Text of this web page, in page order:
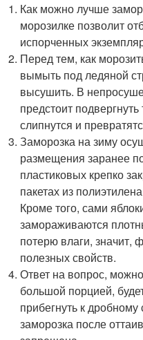
Как можно лучше
морозилке позволит
испорченных
Перед тем, как
вымыть под ледяной
высушить. В
предстоит
слипнутся и
Заморозка на зиму
размещения заранее
пластиковых крепко
пакетах из
Кроме того, сами
замораживаются
потерю влаги, значит,
полезных свойств.
Ответ на вопрос,
большой порцией,
прибегнуть к
заморозка после